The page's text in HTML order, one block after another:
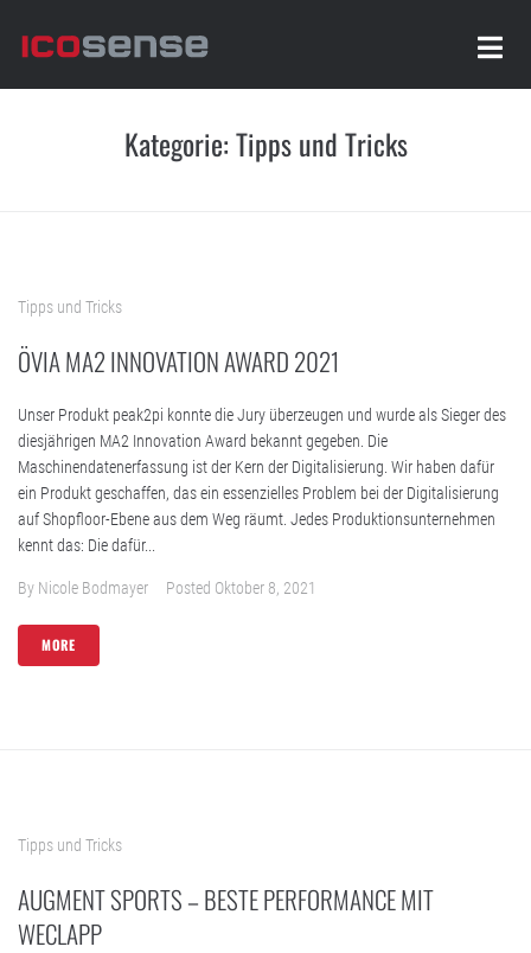
Kategorie:Tipps und Tricks
Tipps und Tricks
ÖVIA MA2 INNOVATION AWARD 2021
Unser Produkt peak2pi konnte die Jury überzeugen und wurde als Sieger des
diesjährigen MA2 Innovation Award bekannt gegeben. Die
Maschinendatenerfassung ist der Kern der Digitalisierung. Wir haben dafür
ein Produkt geschaffen, das ein essenzielles Problem bei der Digitalisierung
auf Shopfloor-Ebene aus dem Weg räumt. Jedes Produktionsunternehmen
kennt das: Die dafür...
By Nicole Bodmayer Posted Oktober 8, 2021
MORE
Tipps und Tricks
AUGMENT SPORTS – BESTE PERFORMANCE MIT
WECLAPP